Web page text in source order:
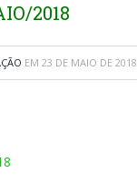
2018
EM 23 DE MAIO DE 2018